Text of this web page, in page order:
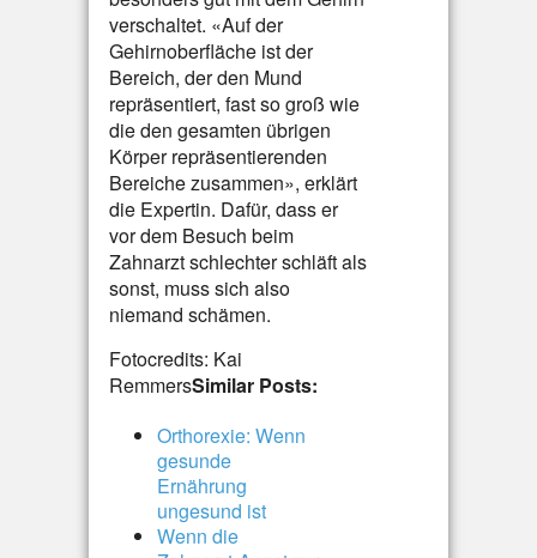
verschaltet. «Auf der
Gehirnoberfläche ist der
Bereich, der den Mund
repräsentiert, fast so groß wie
die den gesamten übrigen
Körper repräsentierenden
Bereiche zusammen», erklärt
die Expertin. Dafür, dass er
vor dem Besuch beim
Zahnarzt schlechter schläft als
sonst, muss sich also
niemand schämen.
Fotocredits: Kai
RemmersSimilar Posts:
Orthorexie: Wenn
gesunde
Ernährung
ungesund ist
Wenn die